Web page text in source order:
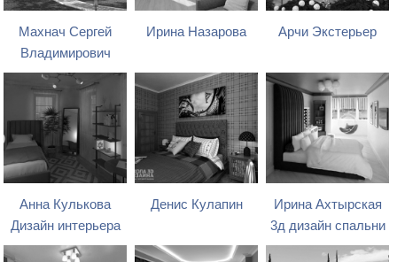
Махнач Сергей
Владимирович
Ирина Назарова Арчи Экстерьер
Анна Кулькова
Дизайн интерьера
Денис Кулапин
Ирина Ахтырская
3д дизайн спальни